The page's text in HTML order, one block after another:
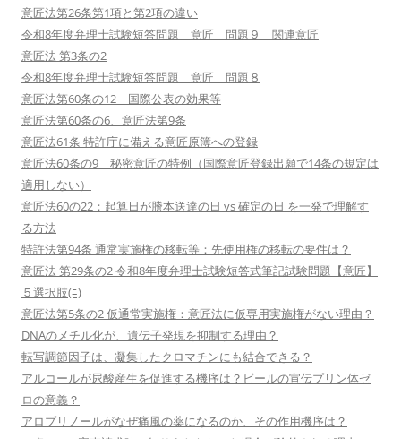
意匠法第26条第1項と第2項の違い
令和8年度弁理士試験短答問題 意匠 問題９ 関連意匠
意匠法 第3条の2
令和8年度弁理士試験短答問題 意匠 問題８
意匠法第60条の12 国際公表の効果等
意匠法第60条の6、意匠法第9条
意匠法61条 特許庁に備える意匠原簿への登録
意匠法60条の9 秘密意匠の特例（国際意匠登録出願で14条の規定は
適用しない）
意匠法60の22：起算日が謄本送達の日 vs 確定の日 を一発で理解す
る方法
特許法第94条 通常実施権の移転等：先使用権の移転の要件は？
意匠法 第29条の2 令和8年度弁理士試験短答式筆記試験問題【意匠】
５選択肢(ﾆ)
意匠法第5条の2 仮通常実施権：意匠法に仮専用実施権がない理由？
DNAのメチル化が、遺伝子発現を抑制する理由？
転写調節因子は、凝集したクロマチンにも結合できる？
アルコールが尿酸産生を促進する機序は？ビールの宣伝プリン体ゼ
ロの意義？
アロプリノールがなぜ痛風の薬になるのか、その作用機序は？